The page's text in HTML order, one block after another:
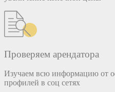
Проверяем арендатора
Изучаем всю информацию от
профилей в соц сетях